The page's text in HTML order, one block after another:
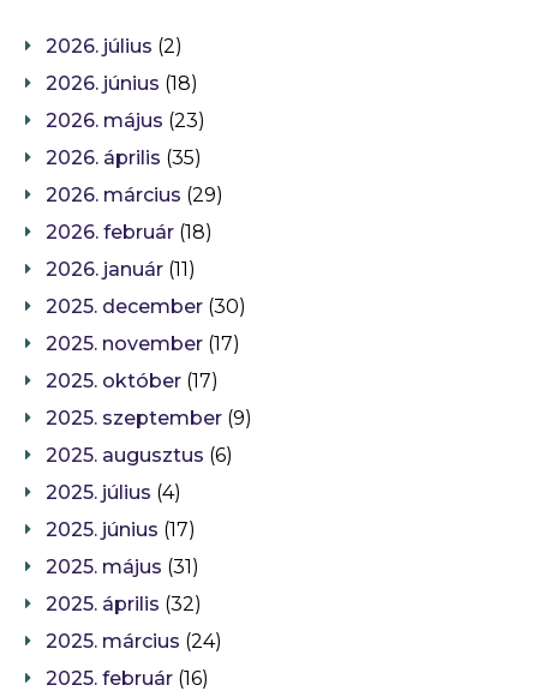
2026. július (2)
2026. június (18)
2026. május (23)
2026. április (35)
2026. március (29)
2026. február (18)
2026. január (11)
2025. december (30)
2025. november (17)
2025. október (17)
2025. szeptember (9)
2025. augusztus (6)
2025. július (4)
2025. június (17)
2025. május (31)
2025. április (32)
2025. március (24)
2025. február (16)